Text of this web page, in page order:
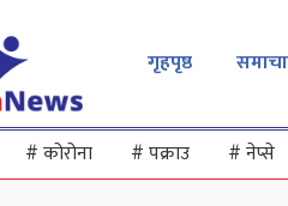
गृहपृष्ठ
#कोरोना #पक्राउ #नेप्से